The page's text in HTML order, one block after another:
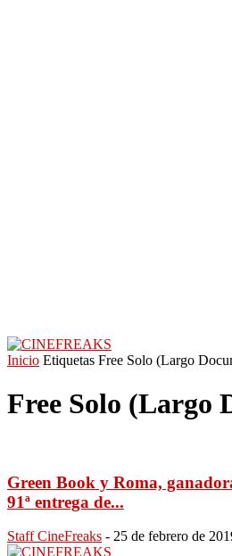
Inicio Etiquetas Free Solo (Largo
Free Solo (Largo
Green Book y Roma,
91ª entrega de...
Staff CineFreaks - 25 de febrero de